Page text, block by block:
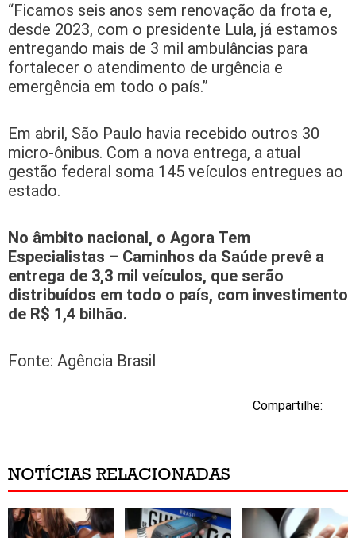
“Ficamos seis anos sem renovação da frota e,
desde 2023, com o presidente Lula, já estamos
entregando mais de 3 mil ambulâncias para
fortalecer o atendimento de urgência e
emergência em todo o país.”
Em abril, São Paulo havia recebido outros 30
micro-ônibus. Com a nova entrega, a atual
gestão federal soma 145 veículos entregues ao
estado.
No âmbito nacional, o Agora Tem
Especialistas – Caminhos da Saúde prevê a
entrega de 3,3 mil veículos, que serão
distribuídos em todo o país, com investimento
de R$ 1,4 bilhão.
Fonte: Agência Brasil
Compartilhe:
NOTÍCIAS RELACIONADAS